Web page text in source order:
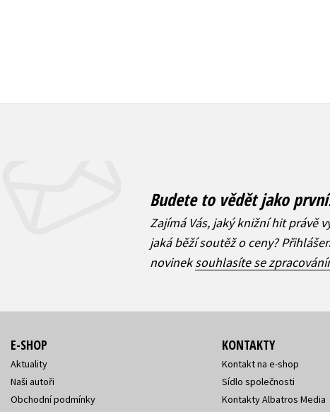
Budete to vědět jako
Zajímá Vás, jaký knižní hit právě
jaká běží soutěž o ceny?
novineksouhlasíte se
E-SHOP
Aktuality
Naši autoři
Obchodní podmínky
KONTAKTY
Kontakt na e-shop
Sídlo společnosti
Kontakty Albatros Media